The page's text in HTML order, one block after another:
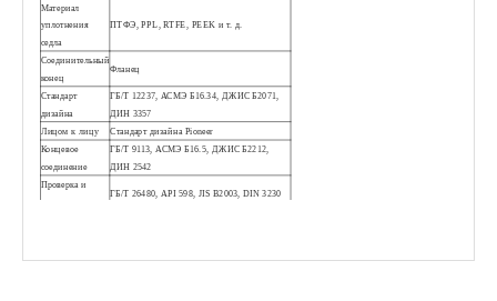
Пневматический шаровой клапан короткого замыкания
Материал
уплотнения
седла
ПТФЭ, PPL, RTFE, PEEK и т. д.
Соединительный
конец
Фланец
Стандарт
дизайна
ГБ/Т 12237, АСМЭ Б16.34, ДЖИС Б2071,
ДИН 3357
Лицом к лицу
Стандарт дизайна Pioneer
Концевое
соединение
ГБ/Т 9113, АСМЭ Б16.5, ДЖИС Б2212,
ДИН 2542
Проверка и
испытание
ГБ/Т 26480, API 598, JIS B2003, DIN 3230